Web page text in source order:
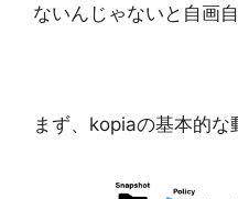
ないんじゃないと自画
まず、kopiaの基本的な